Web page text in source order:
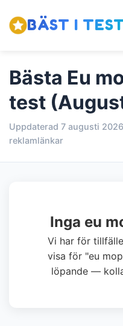
BÄST I
Bästa Eu
test
Uppdaterad 7 augusti 2026
reklamlänkar
Inga eu
Vi har för
visa för "eu
löpande —